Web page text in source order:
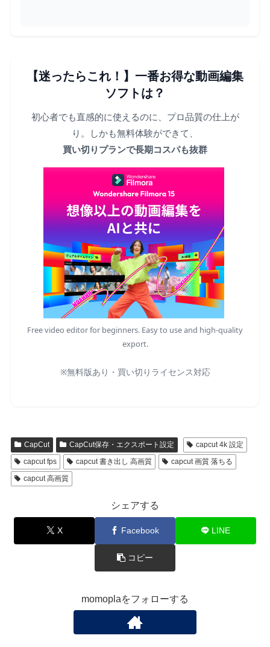
【迷ったらこれ！】一番お得な動画編集
ソフトは？
初心者でも直感的に使えるのに、プロ品質の仕上が
り。しかも無料体験ができて、
買い切りプランで長期コスパも抜群
Free video editor for beginners. Easy to use and high-quality
export.
※無料版あり・買い切りライセンス対応
CapCut CapCut保存・エクスポート設定
capcut 4k 設定
capcut fps
capcut 書き出し 高画質
capcut 画質 落ちる
capcut 高画質
シェアする
X Facebook LINE
コピー
momoplaをフォローする